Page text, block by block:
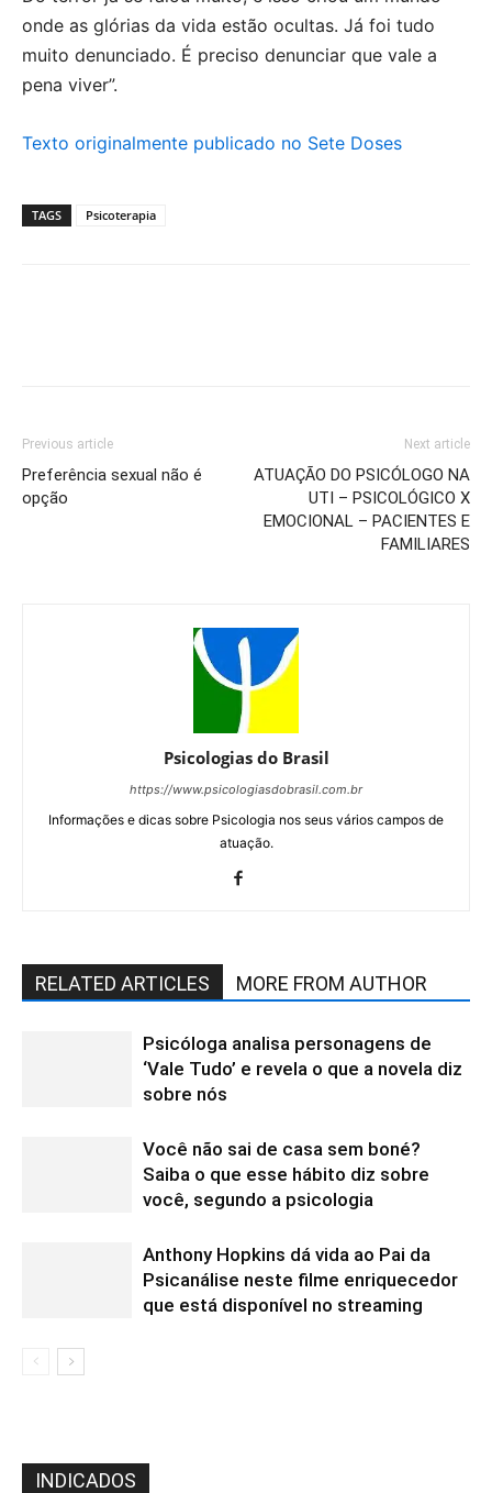
onde as glórias da vida estão ocultas. Já foi tudo
muito denunciado. É preciso denunciar que vale a
pena viver”.
Texto originalmente publicado no Sete Doses
TAGS Psicoterapia
Previous article
Preferência sexual não é
opção
Next article
ATUAÇÃO DO PSICÓLOGO NA
UTI – PSICOLÓGICO X
EMOCIONAL – PACIENTES E
FAMILIARES
Psicologias do Brasil
https://www.psicologiasdobrasil.com.br
Informações e dicas sobre Psicologia nos seus vários campos de
atuação.
RELATED ARTICLES MORE FROM AUTHOR
Psicóloga analisa personagens de
‘Vale Tudo’ e revela o que a novela diz
sobre nós
Você não sai de casa sem boné?
Saiba o que esse hábito diz sobre
você, segundo a psicologia
Anthony Hopkins dá vida ao Pai da
Psicanálise neste filme enriquecedor
que está disponível no streaming
INDICADOS